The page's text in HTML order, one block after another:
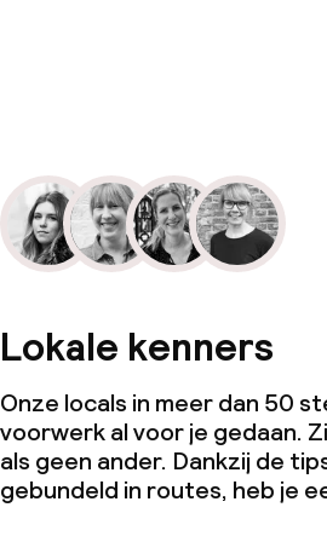
Lokale kenners
Onze locals in meer dan 50
voorwerk al voor je gedaan.
als geen ander. Dankzij de
gebundeld in routes, heb je